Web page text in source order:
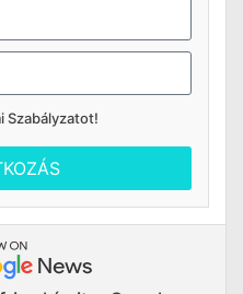
Szabályzatot!